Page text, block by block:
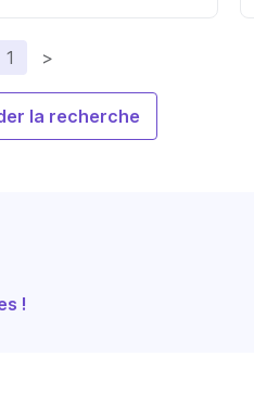
1 >
la recherche
!